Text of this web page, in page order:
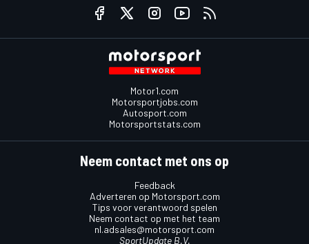
Motor1.com
Motorsportjobs.com
Autosport.com
Motorsportstats.com
Neem contact met ons op
Feedback
Adverteren op Motorsport.com
Tips voor verantwoord spelen
Neem contact op met het team
nl.adsales@motorsport.com
SportUpdate B.V.